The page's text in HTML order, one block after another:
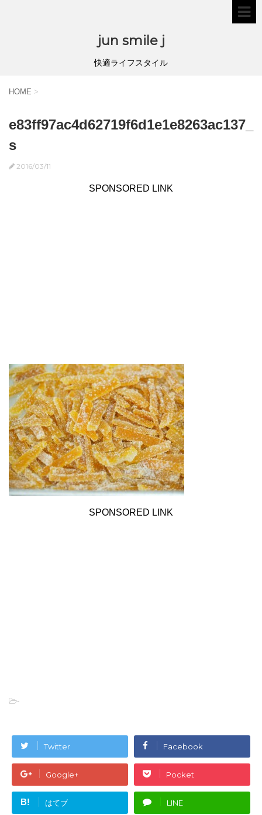
jun smile j
快適ライフスタイル
HOME >
e83ff97ac4d62719f6d1e1e8263ac137_
s
2016/03/11
SPONSORED LINK
SPONSORED LINK
-
Twitter Facebook
Google+ Pocket
B! はてブ LINE